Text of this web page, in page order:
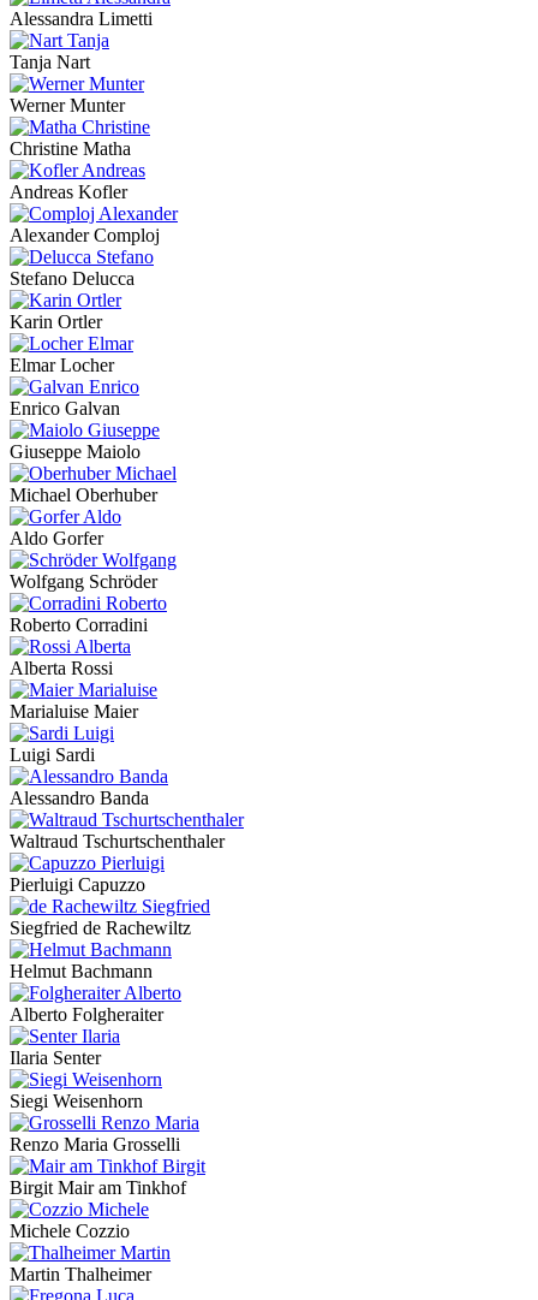
Alessandra Limetti
Tanja Nart
Werner Munter
Christine Matha
Andreas Kofler
Alexander Comploj
Stefano Delucca
Karin Ortler
Elmar Locher
Enrico Galvan
Giuseppe Maiolo
Michael Oberhuber
Aldo Gorfer
Wolfgang Schröder
Roberto Corradini
Alberta Rossi
Marialuise Maier
Luigi Sardi
Alessandro Banda
Waltraud Tschurtschenthaler
Pierluigi Capuzzo
Siegfried de Rachewiltz
Helmut Bachmann
Alberto Folgheraiter
Ilaria Senter
Siegi Weisenhorn
Renzo Maria Grosselli
Birgit Mair am Tinkhof
Michele Cozzio
Martin Thalheimer